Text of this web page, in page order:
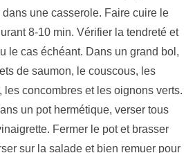
une casserole. Faire cuire le
8-10 min. Vérifier la tendreté et
le cas échéant. Dans un grand bol,
de saumon, le couscous, les
les concombres et les oignons verts.
un pot hermétique, verser tous
Fermer le pot et brasser
sur la salade et bien remuer pour